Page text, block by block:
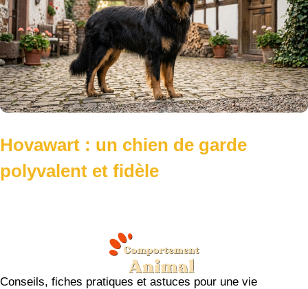
Hovawart : un chien de garde
polyvalent et fidèle
Conseils, fiches pratiques et astuces pour une vie